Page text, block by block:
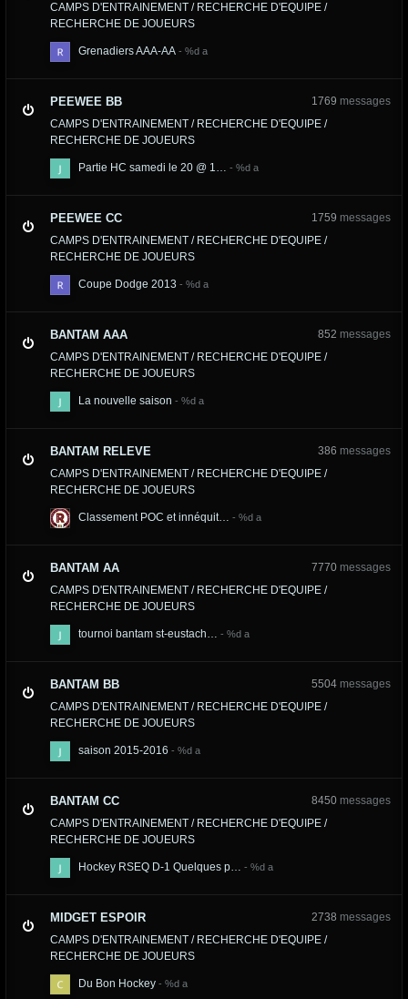
CAMPS D'ENTRAINEMENT / RECHERCHE D'EQUIPE /
RECHERCHE DE JOUEURS
Grenadiers AAA-AA
PEEWEE BB
CAMPS D'ENTRAINEMENT / RECHERCHE D'EQUIPE /
RECHERCHE DE JOUEURS
1769 messages
Partie HC samedi le 20 @ 1…
PEEWEE CC
CAMPS D'ENTRAINEMENT / RECHERCHE D'EQUIPE /
RECHERCHE DE JOUEURS
1759 messages
Coupe Dodge 2013
BANTAM AAA
CAMPS D'ENTRAINEMENT / RECHERCHE D'EQUIPE /
RECHERCHE DE JOUEURS
852 messages
La nouvelle saison
BANTAM RELEVE
CAMPS D'ENTRAINEMENT / RECHERCHE D'EQUIPE /
RECHERCHE DE JOUEURS
386 messages
Classement POC et innéquit…
BANTAM AA
CAMPS D'ENTRAINEMENT / RECHERCHE D'EQUIPE /
RECHERCHE DE JOUEURS
7770 messages
tournoi bantam st-eustach…
BANTAM BB
CAMPS D'ENTRAINEMENT / RECHERCHE D'EQUIPE /
RECHERCHE DE JOUEURS
5504 messages
saison 2015-2016
BANTAM CC
CAMPS D'ENTRAINEMENT / RECHERCHE D'EQUIPE /
RECHERCHE DE JOUEURS
8450 messages
Hockey RSEQ D-1 Quelques p…
MIDGET ESPOIR
CAMPS D'ENTRAINEMENT / RECHERCHE D'EQUIPE /
RECHERCHE DE JOUEURS
2738 messages
Du Bon Hockey